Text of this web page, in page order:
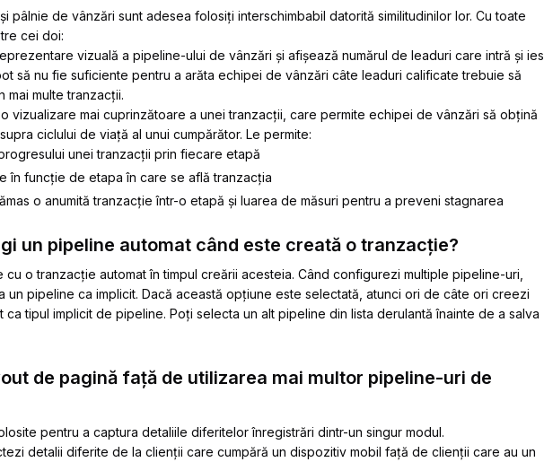
pâlnie de vânzări sunt adesea folosiți interschimbabil datorită similitudinilor lor. Cu toate
cei doi:
vizuală a pipeline-ului de vânzări și afișează numărul de leaduri care intră și ies
să nu fie suficiente pentru a arăta echipei de vânzări câte leaduri calificate trebuie să
mai multe tranzacții.
vizualizare mai cuprinzătoare a unei tranzacții, care permite echipei de vânzări să obțină
ciclului de viață al unui cumpărător. Le permite:
unei tranzacții prin fiecare etapă
în funcție de etapa în care se află tranzacția
o anumită tranzacție într-o etapă și luarea de măsuri pentru a preveni stagnarea
un pipeline automat când este creată o tranzacție?
o tranzacție automat în timpul creării acesteia. Când configurezi multiple pipeline-uri,
un pipeline ca implicit. Dacă această opțiune este selectată, atunci ori de câte ori creezi
tipul implicit de pipeline. Poți selecta un alt pipeline din lista derulantă înainte de a salva
de pagină față de utilizarea mai multor pipeline-uri de
pentru a captura detaliile diferitelor înregistrări dintr-un singur modul.
detalii diferite de la clienții care cumpără un dispozitiv mobil față de clienții care au un